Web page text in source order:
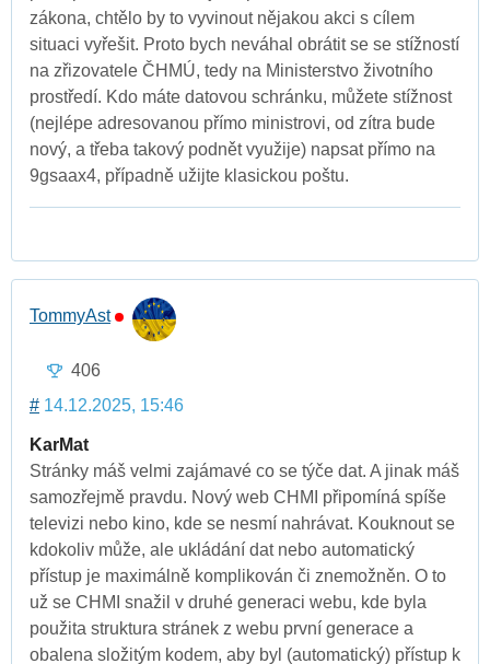
zákona, chtělo by to vyvinout nějakou akci s cílem
situaci vyřešit. Proto bych neváhal obrátit se se stížností
na zřizovatele ČHMÚ, tedy na Ministerstvo životního
prostředí. Kdo máte datovou schránku, můžete stížnost
(nejlépe adresovanou přímo ministrovi, od zítra bude
nový, a třeba takový podnět využije) napsat přímo na
9gsaax4, případně užijte klasickou poštu.
TommyAst
406
# 14.12.2025, 15:46
KarMat
Stránky máš velmi zajámavé co se týče dat. A jinak máš
samozřejmě pravdu. Nový web CHMI připomíná spíše
televizi nebo kino, kde se nesmí nahrávat. Kouknout se
kdokoliv může, ale ukládání dat nebo automatický
přístup je maximálně komplikován či znemožněn. O to
už se CHMI snažil v druhé generaci webu, kde byla
použita struktura stránek z webu první generace a
obalena složitým kodem, aby byl (automatický) přístup k